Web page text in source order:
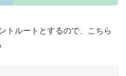
トルートとするので、こちら